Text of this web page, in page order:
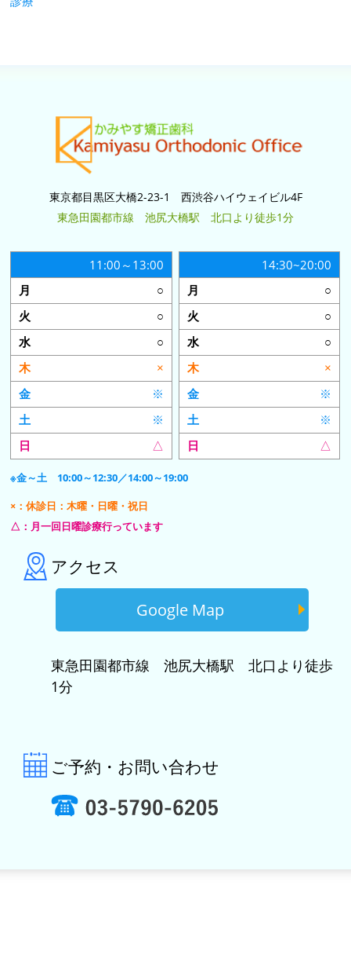
東京都目黒区大橋2-23-1 西渋谷ハイウェイビル4F
東急田園都市線 池尻大橋駅 北口より徒歩1分
11:00～13:00
○
○
○
×
※
※
△
14:30~20:00
○
○
○
×
※
※
△
※金～土 10:00～12:30／14:00～19:00
×：休診日：木曜・日曜・祝日
△：月一回日曜診療行っています
アクセス
Google Map
東急田園都市線 池尻大橋駅 北口より徒歩
1分
ご予約・お問い合わせ